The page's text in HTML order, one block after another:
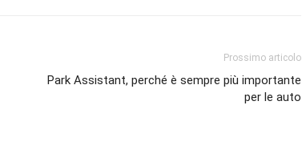
Prossimo articolo
Park Assistant, perché è sempre più importante
per le auto